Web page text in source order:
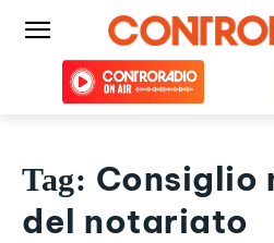
Tag: Consiglio
del notariato